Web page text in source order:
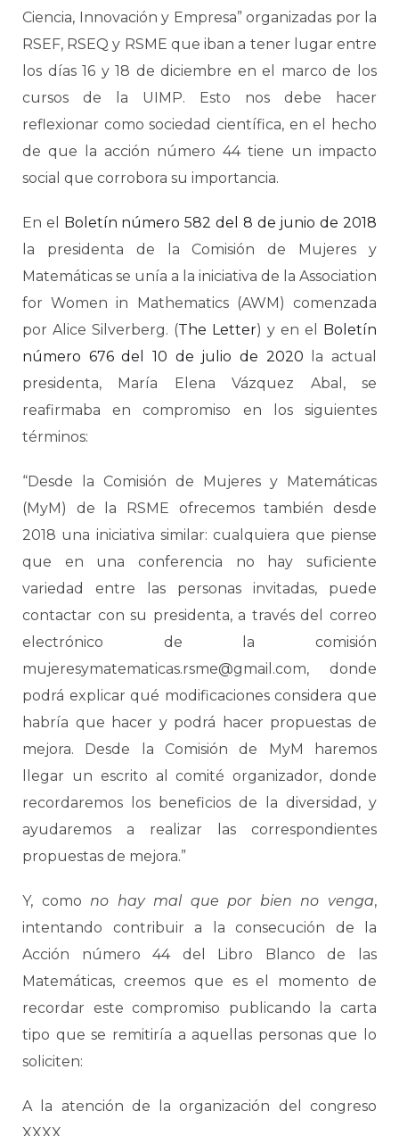
Ciencia, Innovación y Empresa” organizadas por la
RSEF, RSEQ y RSME que iban a tener lugar entre
los días 16 y 18 de diciembre en el marco de los
cursos de la UIMP. Esto nos debe hacer
reflexionar como sociedad científica, en el hecho
de que la acción número 44 tiene un impacto
social que corrobora su importancia.
En el Boletín número 582 del 8 de junio de 2018
la presidenta de la Comisión de Mujeres y
Matemáticas se unía a la iniciativa de la Association
for Women in Mathematics (AWM) comenzada
por Alice Silverberg. (The Letter) y en el Boletín
número 676 del 10 de julio de 2020 la actual
presidenta, María Elena Vázquez Abal, se
reafirmaba en compromiso en los siguientes
términos:
“Desde la Comisión de Mujeres y Matemáticas
(MyM) de la RSME ofrecemos también desde
2018 una iniciativa similar: cualquiera que piense
que en una conferencia no hay suficiente
variedad entre las personas invitadas, puede
contactar con su presidenta, a través del correo
electrónico de la comisión
mujeresymatematicas.rsme@gmail.com, donde
podrá explicar qué modificaciones considera que
habría que hacer y podrá hacer propuestas de
mejora. Desde la Comisión de MyM haremos
llegar un escrito al comité organizador, donde
recordaremos los beneficios de la diversidad, y
ayudaremos a realizar las correspondientes
propuestas de mejora.”
Y, comono hay mal que por bien no venga,
intentando contribuir a la consecución de la
Acción número 44 del Libro Blanco de las
Matemáticas, creemos que es el momento de
recordar este compromiso publicando la carta
tipo que se remitiría a aquellas personas que lo
soliciten:
A la atención de la organización del congreso